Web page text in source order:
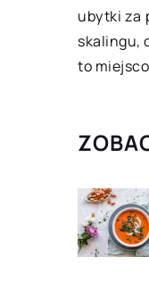
ubytki za
skalingu,
to